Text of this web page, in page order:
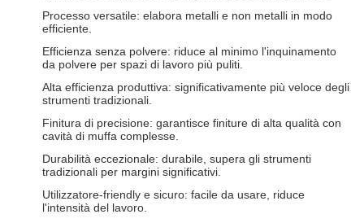
Processo versatile: elabora metalli e non metalli in modo
efficiente.
Efficienza senza polvere: riduce al minimo l'inquinamento
da polvere per spazi di lavoro più puliti.
Alta efficienza produttiva: significativamente più veloce degli
strumenti tradizionali.
Finitura di precisione: garantisce finiture di alta qualità con
cavità di muffa complesse.
Durabilità eccezionale: durabile, supera gli strumenti
tradizionali per margini significativi.
Utilizzatore-friendly e sicuro: facile da usare, riduce
l'intensità del lavoro.